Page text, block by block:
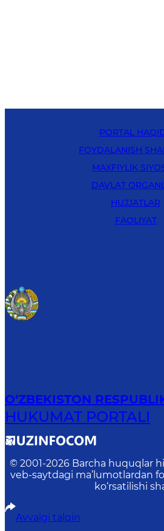
PORTAL
FOYDALANISH
MAXFIYLIK
DAVLAT
HUJJATLAR
FAOLIYAT
O‘ZBEKISTON
HUKUMAT PORTALI
© 2001-2026 Barcha huquqlar
veb-saytdagi ma’lumotlardan
ko‘rsatilishi
Avvalgi talqin